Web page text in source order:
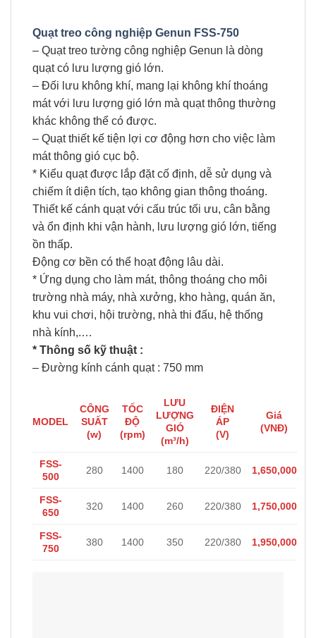
Quạt treo công nghiệp Genun FSS-750
– Quạt treo tường công nghiệp Genun là dòng
quạt có lưu lượng gió lớn.
– Đối lưu không khí, mang lại không khí thoáng
mát với lưu lượng gió lớn mà quạt thông thường
khác không thể có được.
– Quạt thiết kế tiện lợi cơ động hơn cho việc làm
mát thông gió cục bộ.
* Kiểu quạt được lắp đặt cố định, dễ sử dụng và
chiếm ít diện tích, tạo không gian thông thoáng.
Thiết kế cánh quạt với cấu trúc tối ưu, cân bằng
và ổn định khi vận hành, lưu lượng gió lớn, tiếng
ồn thấp.
Động cơ bền có thể hoạt động lâu dài.
* Ứng dụng cho làm mát, thông thoáng cho môi
trường nhà máy, nhà xưởng, kho hàng, quán ăn,
khu vui chơi, hội trường, nhà thi đấu, hệ thống
nhà kính,.…
* Thông số kỹ thuật :
– Đường kính cánh quạt : 750 mm
MODEL
CÔNG
SUẤT
(w)
TỐC
ĐỘ
(rpm)
LƯU
LƯỢNG
GIÓ
(m³/h)
ĐIỆN
ÁP
(V)
Giá
(VNĐ)
FSS-
500
280 1400 180 220/380 1,650,000
FSS-
650
320 1400 260 220/380 1,750,000
FSS-
750
380 1400 350 220/380 1,950,000